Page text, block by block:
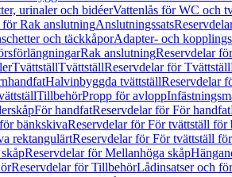
urinaler och bidéerVattenlås för WC och
för Rak anslutningAnslutningssats
och täckkåporAdapter- och
Rak anslutningReservdelar
TvättställTvättställReservdelar för Tvättställ
Halvinbyggda tvättställReservdelar
TillbehörPropp för avlopp
För handfatReservdelar för För handfat
bänkskivaReservdelar för För tvättställ för
rektangulärtReservdelar för För tvättställ
Reservdelar för Mellanhöga skåp
Reservdelar för TillbehörLådinsatser och